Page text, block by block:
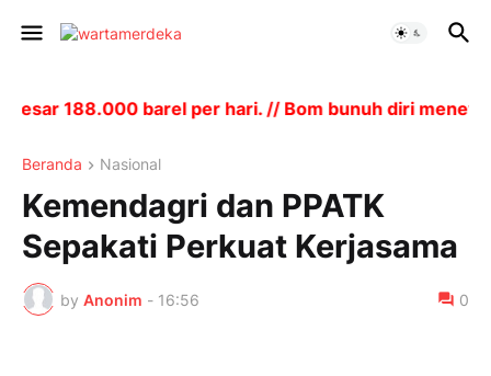
188.000 barel per hari. // Bom bunuh diri
Beranda Nasional
Kemendagri dan PPATK
Sepakati Perkuat Kerjasama
by Anonim - 16:56 0